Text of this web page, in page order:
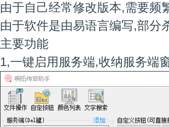
由于自己经常修改版本,需要频
由于软件是由易语言编写,部分
主要功能
1,一键启用服务端,收纳服务端